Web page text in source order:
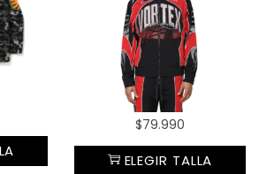
$79.990
ELEGIR TALLA